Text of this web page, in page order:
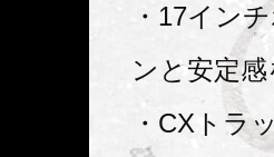
・17イン
ンと安定感
・CXトラ